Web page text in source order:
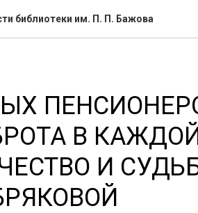
библиотеки им. П. П. Бажова
В
И